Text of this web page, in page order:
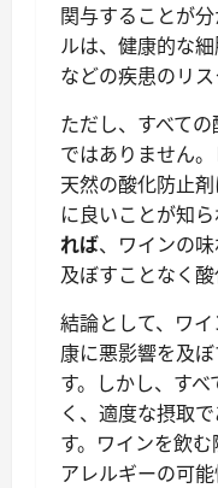
関与することが
ルは、健康的な
などの疾患のリス
ただし、すべて
ではありません
天然の酸化防止
に良いことが知ら
れば、ワインの
及ぼすことなく酸
結論として、ワ
康に悪影響を及
す。しかし、す
く、適度な摂取
す。ワインを飲
アレルギーの可